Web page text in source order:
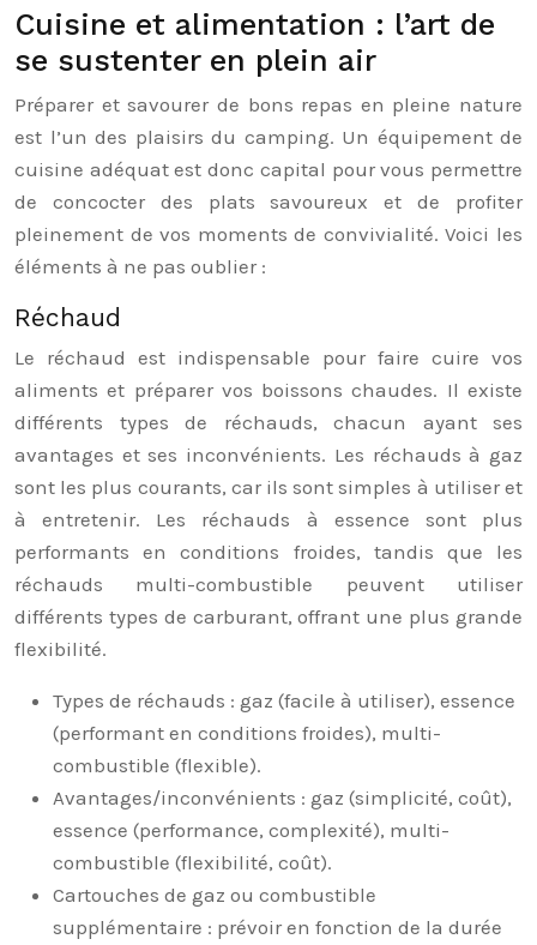
Cuisine et alimentation : l’art de
se sustenter en plein air
Préparer et savourer de bons repas en pleine nature
est l’un des plaisirs du camping. Un équipement de
cuisine adéquat est donc capital pour vous permettre
de concocter des plats savoureux et de profiter
pleinement de vos moments de convivialité. Voici les
éléments à ne pas oublier :
Réchaud
Le réchaud est indispensable pour faire cuire vos
aliments et préparer vos boissons chaudes. Il existe
différents types de réchauds, chacun ayant ses
avantages et ses inconvénients. Les réchauds à gaz
sont les plus courants, car ils sont simples à utiliser et
à entretenir. Les réchauds à essence sont plus
performants en conditions froides, tandis que les
réchauds multi-combustible peuvent utiliser
différents types de carburant, offrant une plus grande
flexibilité.
Types de réchauds : gaz (facile à utiliser), essence
(performant en conditions froides), multi-
combustible (flexible).
Avantages/inconvénients : gaz (simplicité, coût),
essence (performance, complexité), multi-
combustible (flexibilité, coût).
Cartouches de gaz ou combustible
supplémentaire : prévoir en fonction de la durée